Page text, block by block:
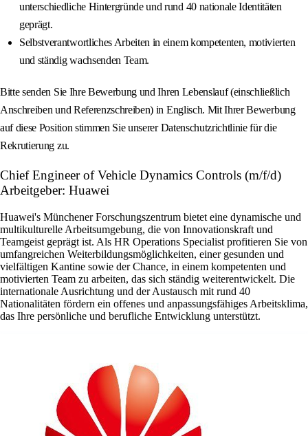
unterschiedliche Hintergründe und rund 40 nationale Identitäten
geprägt.
Selbstverantwortliches Arbeiten in einem kompetenten, motivierten
und ständig wachsenden Team.
Bitte senden Sie Ihre Bewerbung und Ihren Lebenslauf (einschließlich
Anschreiben und Referenzschreiben) in Englisch. Mit Ihrer Bewerbung
auf diese Position stimmen Sie unserer Datenschutzrichtlinie für die
Rekrutierung zu.
Chief Engineer of Vehicle Dynamics Controls (m/f/d)
Arbeitgeber: Huawei
Huawei's Münchener Forschungszentrum bietet eine dynamische und
multikulturelle Arbeitsumgebung, die von Innovationskraft und
Teamgeist geprägt ist. Als HR Operations Specialist profitieren Sie von
umfangreichen Weiterbildungsmöglichkeiten, einer gesunden und
vielfältigen Kantine sowie der Chance, in einem kompetenten und
motivierten Team zu arbeiten, das sich ständig weiterentwickelt. Die
internationale Ausrichtung und der Austausch mit rund 40
Nationalitäten fördern ein offenes und anpassungsfähiges Arbeitsklima,
das Ihre persönliche und berufliche Entwicklung unterstützt.